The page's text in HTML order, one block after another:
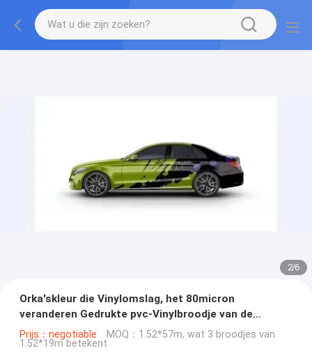
2/6
Orka'skleur die Vinylomslag, het 80micron
veranderen Gedrukte pvc-Vinylbroodje van de
Autosticker
Prijs：negotiable MOQ：1.52*57m, wat 3 broodjes van
1.52*19m betekent